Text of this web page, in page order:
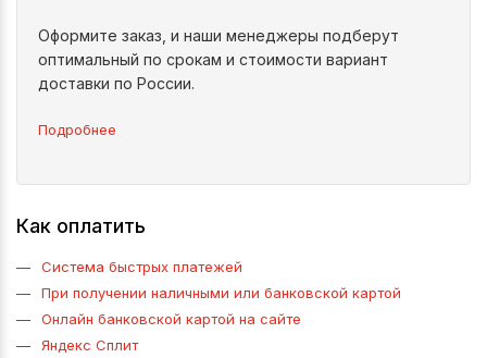
Оформите заказ, и наши менеджеры подберут
оптимальный по срокам и стоимости вариант
доставки по России.
Подробнее
Как оплатить
Система быстрых платежей
При получении наличными или банковской картой
Онлайн банковской картой на сайте
Яндекс Сплит